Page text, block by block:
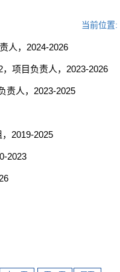
当前位置:
人，2024-2026
项目负责人，2023-2026
责人，2023-2025
2019-2025
2023